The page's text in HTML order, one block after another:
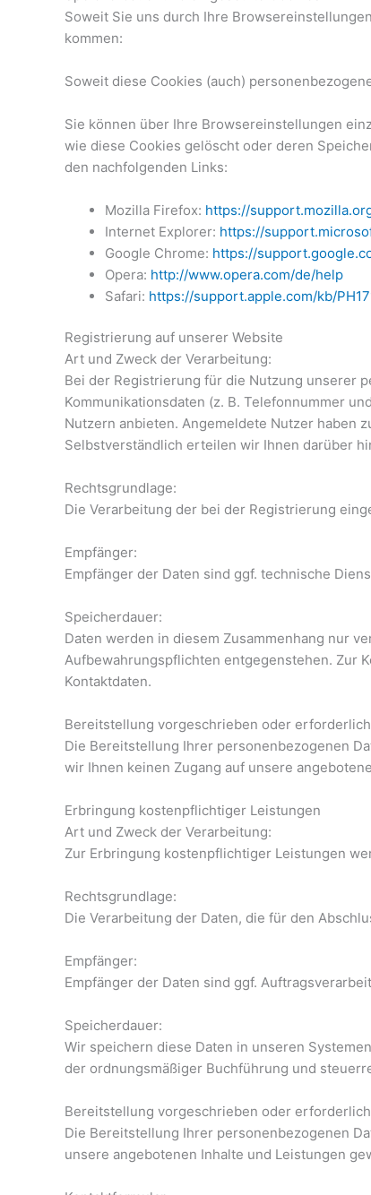
Soweit Sie uns durch Ihre
kommen:
Soweit diese Cookies (auch)
Sie können über Ihre Browsereinstellungen
wie diese Cookies gelöscht oder deren
den nachfolgenden Links:
Mozilla Firefox: https://
Internet Explorer: https://
Google Chrome: https://
Opera: http://www.opera.com/de/help
Safari: https://support.apple.com/kb/
Registrierung auf unserer Website
Art und Zweck der Verarbeitung:
Bei der Registrierung für die Nutzung unserer
Kommunikationsdaten (z. B. Telefonnummer
Nutzern anbieten. Angemeldete Nutzer haben
Selbstverständlich erteilen wir Ihnen darüber
Rechtsgrundlage:
Die Verarbeitung der bei der Registrierung
Empfänger:
Empfänger der Daten sind ggf. technische
Speicherdauer:
Daten werden in diesem Zusammenhang nur
Aufbewahrungspflichten entgegenstehen. Zur
Kontaktdaten.
Bereitstellung vorgeschrieben oder
Die Bereitstellung Ihrer personenbezogenen
wir Ihnen keinen Zugang auf unsere
Erbringung kostenpflichtiger Leistungen
Art und Zweck der Verarbeitung:
Zur Erbringung kostenpflichtiger Leistungen
Rechtsgrundlage:
Die Verarbeitung der Daten, die für den
Empfänger:
Empfänger der Daten sind ggf.
Speicherdauer:
Wir speichern diese Daten in unseren
der ordnungsmäßiger Buchführung und
Bereitstellung vorgeschrieben oder
Die Bereitstellung Ihrer personenbezogenen
unsere angebotenen Inhalte und Leistungen